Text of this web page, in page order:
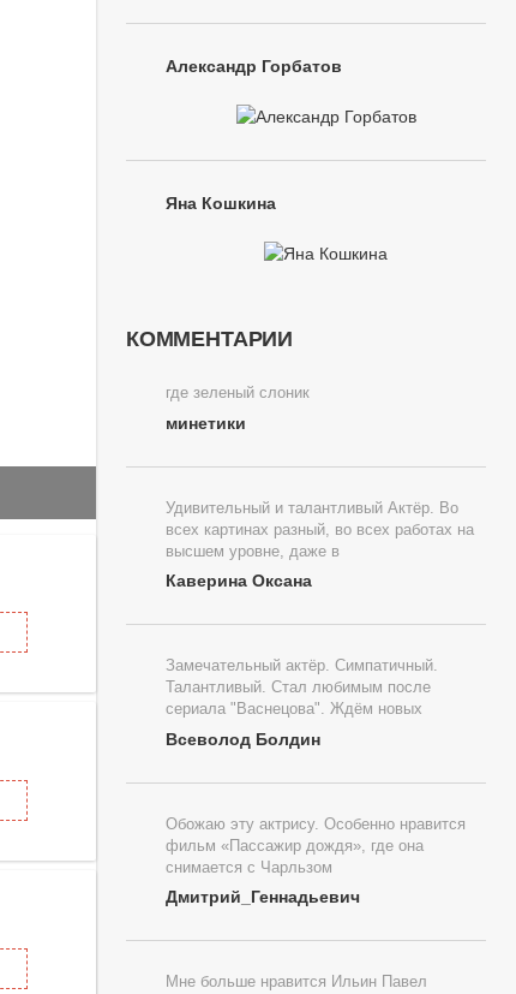
Александр Горбатов
Яна Кошкина
КОММЕНТАРИИ
где зеленый слоник
минетики
Удивительный и талантливый Актёр. Во
всех картинах разный, во всех работах на
высшем уровне, даже в
Каверина Оксана
Замечательный актёр. Симпатичный.
Талантливый. Стал любимым после
сериала "Васнецова". Ждём новых
Всеволод Болдин
Обожаю эту актрису. Особенно нравится
фильм «Пассажир дождя», где она
снимается с Чарльзом
Дмитрий_Геннадьевич
Мне больше нравится Ильин Павел